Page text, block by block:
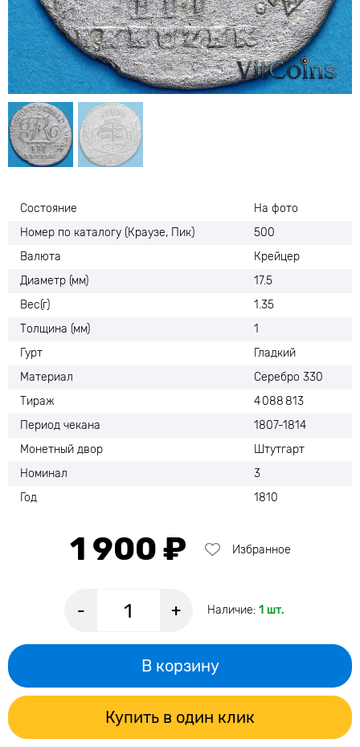
Состояние
На фото
Номер по каталогу (Краузе, Пик)
500
Валюта
Крейцер
Диаметр (мм)
17.5
Вес(г)
1.35
Толщина (мм)
1
Гурт
Гладкий
Материал
Серебро 330
Тираж
4 088 813
Период чекана
1807-1814
Монетный двор
Штутгарт
Номинал
3
Год
1810
1 900 ₽ Избранное
- + Наличие: 1 шт.
В корзину
Купить в один клик